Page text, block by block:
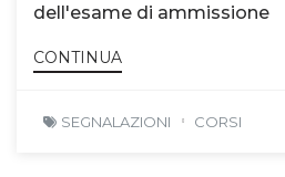
dell'esame di ammissione
CONTINUA
SEGNALAZIONI CORSI